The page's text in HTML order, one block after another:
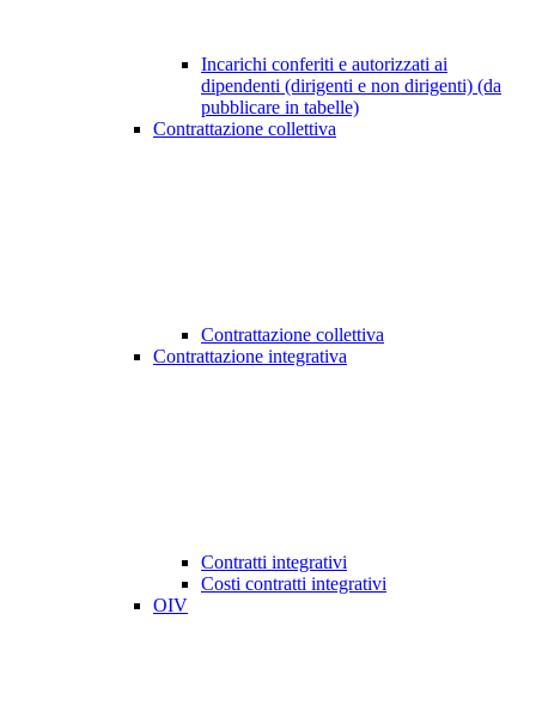
Incarichi conferiti e autorizzati ai
dipendenti (dirigenti e non dirigenti) (da
pubblicare in tabelle)
Contrattazione collettiva
Contrattazione collettiva
Contrattazione integrativa
Contratti integrativi
Costi contratti integrativi
OIV